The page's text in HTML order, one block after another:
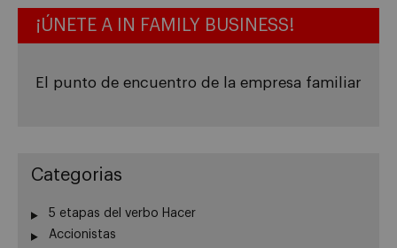
¡ÚNETE A IN FAMILY BUSINESS!
El punto de encuentro de la empresa familiar
Categorias
5 etapas del verbo Hacer
Accionistas